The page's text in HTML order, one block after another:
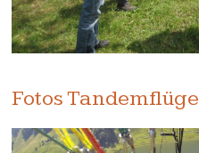
Fotos Tandemflüge